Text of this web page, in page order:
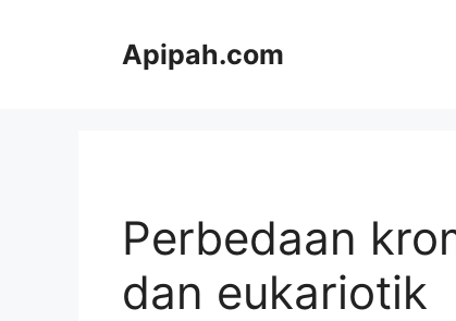
Apipah.com
Perbedaan
dan eukariotik